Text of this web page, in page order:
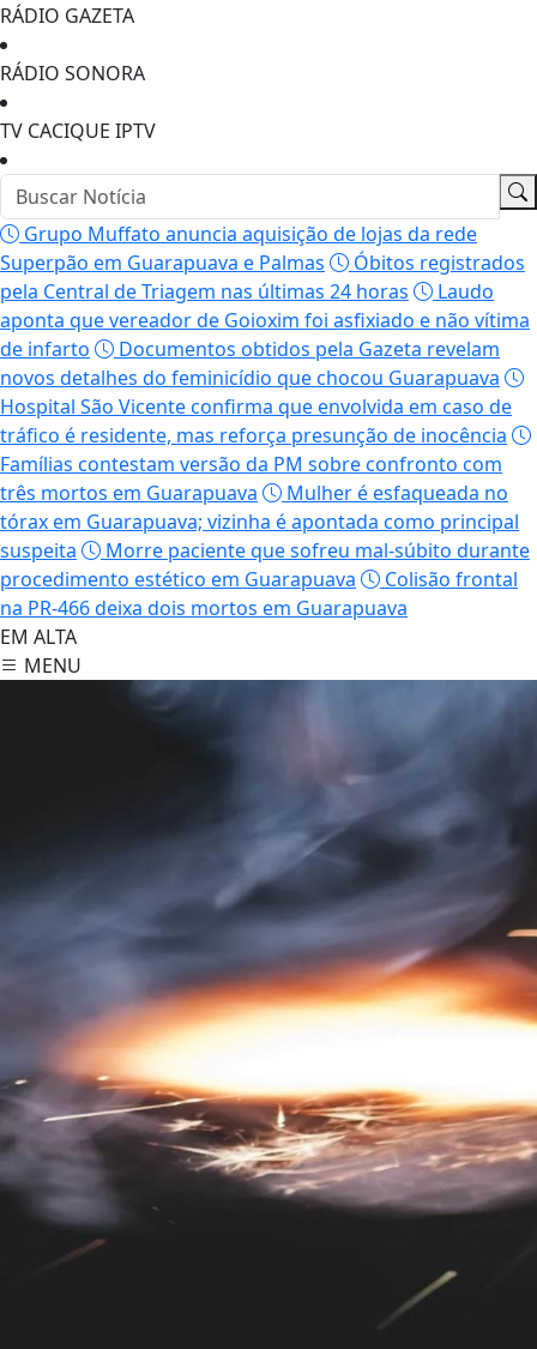
RÁDIO GAZETA
RÁDIO SONORA
TV CACIQUE IPTV
Grupo Muffato anuncia aquisição de lojas da rede
Superpão em Guarapuava e Palmas
Óbitos registrados
pela Central de Triagem nas últimas 24 horas
Laudo
aponta que vereador de Goioxim foi asfixiado e não vítima
de infarto
Documentos obtidos pela Gazeta revelam
novos detalhes do feminicídio que chocou Guarapuava
Hospital São Vicente confirma que envolvida em caso de
tráfico é residente, mas reforça presunção de inocência
Famílias contestam versão da PM sobre confronto com
três mortos em Guarapuava
Mulher é esfaqueada no
tórax em Guarapuava; vizinha é apontada como principal
suspeita
Morre paciente que sofreu mal-súbito durante
procedimento estético em Guarapuava
Colisão frontal
na PR-466 deixa dois mortos em Guarapuava
EM ALTA
MENU